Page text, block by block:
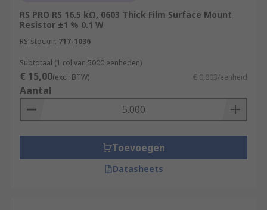
RS PRO RS 16.5 kΩ, 0603 Thick Film Surface Mount
Resistor ±1 % 0.1 W
RS-stocknr. 717-1036
Subtotaal (1 rol van 5000 eenheden)
€ 15,00(excl. BTW) € 0,003/eenheid
Aantal
Toevoegen
Datasheets